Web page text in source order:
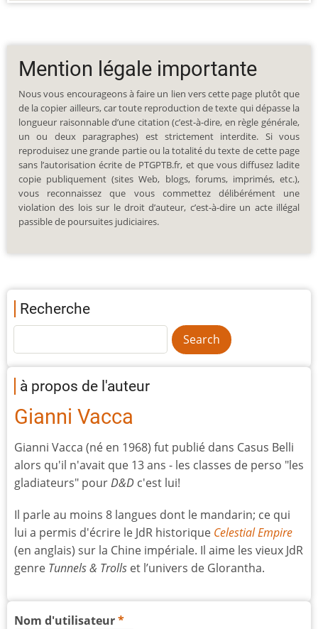
Mention légale importante
Nous vous encourageons à faire un lien vers cette page plutôt que
de la copier ailleurs, car toute reproduction de texte qui dépasse la
longueur raisonnable d’une citation (c’est-à-dire, en règle générale,
un ou deux paragraphes) est strictement interdite. Si vous
reproduisez une grande partie ou la totalité du texte de cette page
sans l’autorisation écrite de PTGPTB.fr, et que vous diffusez ladite
copie publiquement (sites Web, blogs, forums, imprimés, etc.),
vous reconnaissez que vous commettez délibérément une
violation des lois sur le droit d’auteur, c’est-à-dire un acte illégal
passible de poursuites judiciaires.
Recherche
à propos de l'auteur
Gianni Vacca
Gianni Vacca (né en 1968) fut publié dans Casus Belli
alors qu'il n'avait que 13 ans - les classes de perso "les
gladiateurs" pourD&D c'est lui!
Il parle au moins 8 langues dont le mandarin; ce qui
lui a permis d'écrire le JdR historique Celestial Empire
(en anglais) sur la Chine impériale. Il aime les vieux JdR
genre Tunnels & Trolls et l’univers de Glorantha.
Nom d'utilisateur